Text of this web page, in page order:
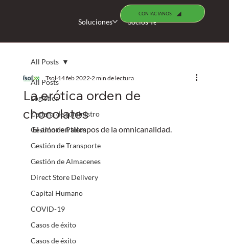
Soluciones Socios Tecnológicos
CONTÁCTANOS
All Posts
Logística
Cadena de suministro
Gestión de Patios
Gestión de Transporte
Gestión de Almacenes
Direct Store Delivery
Capital Humano
COVID-19
Casos de éxito
Casos de éxito
All Posts
La erótica orden de
chocolates
Tsol 14 feb 2022 2 min de lectura
El amor en tiempos de la omnicanalidad.